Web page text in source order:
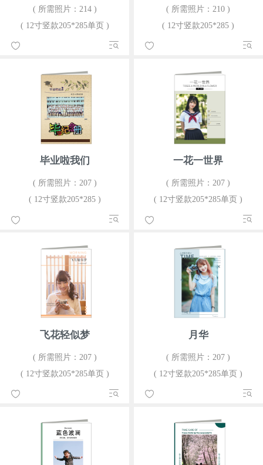
( 所需照片：214 )
( 12寸竖款205*285单页 )
( 所需照片：210 )
( 12寸竖款205*285 )
毕业啦我们
( 所需照片：207 )
( 12寸竖款205*285 )
一花一世界
( 所需照片：207 )
( 12寸竖款205*285单页 )
飞花轻似梦
( 所需照片：207 )
( 12寸竖款205*285单页 )
月华
( 所需照片：207 )
( 12寸竖款205*285单页 )